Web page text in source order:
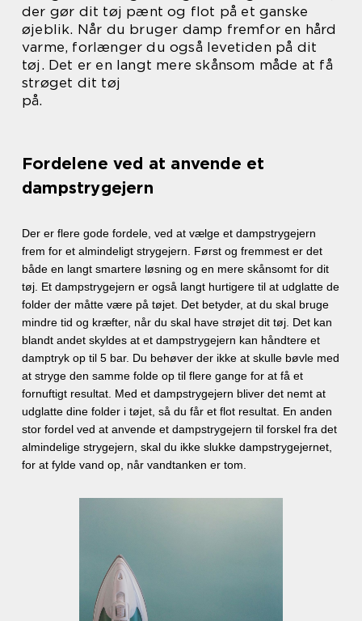
der gør dit tøj pænt og flot på et ganske
øjeblik. Når du bruger damp fremfor en hård
varme, forlænger du også levetiden på dit
tøj. Det er en langt mere skånsom måde at få
strøget dit tøj
på.
Fordelene ved at anvende et
dampstrygejern
Der er flere gode fordele, ved at vælge et dampstrygejern
frem for et almindeligt strygejern. Først og fremmest er det
både en langt smartere løsning og en mere skånsomt for dit
tøj. Et dampstrygejern er også langt hurtigere til at udglatte de
folder der måtte være på tøjet. Det betyder, at du skal bruge
mindre tid og kræfter, når du skal have strøjet dit tøj. Det kan
blandt andet skyldes at et dampstrygejern kan håndtere et
damptryk op til 5 bar. Du behøver der ikke at skulle bøvle med
at stryge den samme folde op til flere gange for at få et
fornuftigt resultat. Med et dampstrygejern bliver det nemt at
udglatte dine folder i tøjet, så du får et flot resultat. En anden
stor fordel ved at anvende et dampstrygejern til forskel fra det
almindelige strygejern, skal du ikke slukke dampstrygejernet,
for at fylde vand op, når vandtanken er tom.